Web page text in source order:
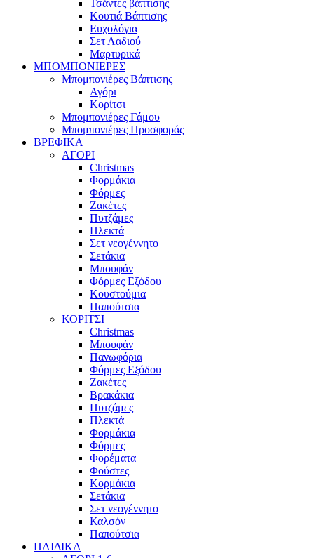
Τσάντες βάπτισης
Κουτιά Βάπτισης
Ευχολόγια
Σετ Λαδιού
Μαρτυρικά
ΜΠΟΜΠΟΝΙΕΡΕΣ
Μπομπονιέρες Βάπτισης
Αγόρι
Κορίτσι
Μπομπονιέρες Γάμου
Μπομπονιέρες Προσφοράς
ΒΡΕΦΙΚΑ
ΑΓΟΡΙ
Christmas
Φορμάκια
Φόρμες
Ζακέτες
Πυτζάμες
Πλεκτά
Σετ νεογέννητο
Σετάκια
Μπουφάν
Φόρμες Εξόδου
Κουστούμια
Παπούτσια
ΚΟΡΙΤΣΙ
Christmas
Μπουφάν
Πανωφόρια
Φόρμες Εξόδου
Ζακέτες
Βρακάκια
Πυτζάμες
Πλεκτά
Φορμάκια
Φόρμες
Φορέματα
Φούστες
Κορμάκια
Σετάκια
Σετ νεογέννητο
Καλσόν
Παπούτσια
ΠΑΙΔΙΚΑ